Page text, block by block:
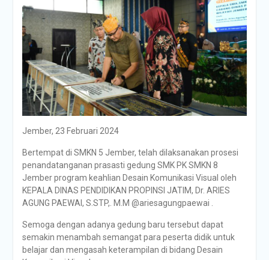
Jember, 23 Februari 2024
Bertempat di SMKN 5 Jember, telah dilaksanakan prosesi
penandatanganan prasasti gedung SMK PK SMKN 8
Jember program keahlian Desain Komunikasi Visual oleh
KEPALA DINAS PENDIDIKAN PROPINSI JATIM, Dr. ARIES
AGUNG PAEWAI, S.STP,. M.M @ariesagungpaewai .
Semoga dengan adanya gedung baru tersebut dapat
semakin menambah semangat para peserta didik untuk
belajar dan mengasah keterampilan di bidang Desain